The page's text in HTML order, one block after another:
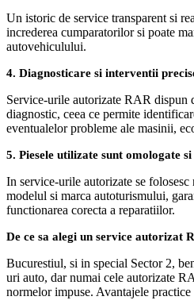
Un istoric de service transparent si
increderea cumparatorilor si poate
autovehiculului.
4. Diagnosticare si interventii
Service-urile autorizate RAR dispun
diagnostic, ceea ce permite
eventualelor probleme ale masinii,
5. Piesele utilizate sunt omologate
In service-urile autorizate se
modelul si marca autoturismului,
functionarea corecta a reparatiilor.
De ce sa alegi un service autorizat
Bucurestiul, si in special Sector 2,
uri auto, dar numai cele autorizate
normelor impuse. Avantajele